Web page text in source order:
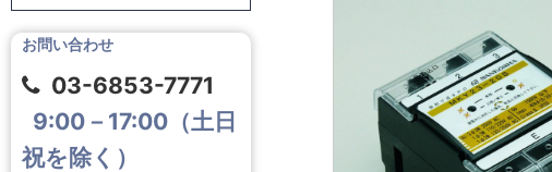
お問い合わせ
03-6853-7771
9:00－17:00（土日
祝を除く）